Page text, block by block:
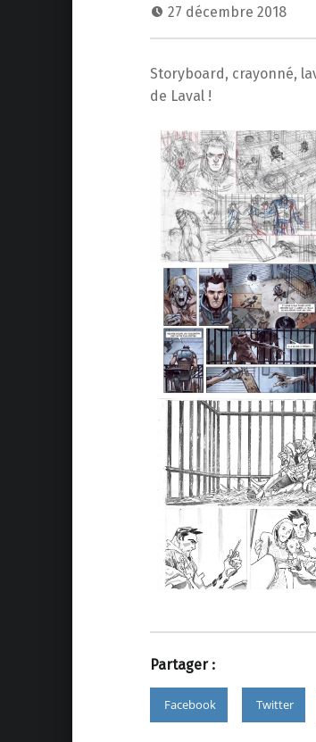
27 décembre 2018
Storyboard, crayonné,
de Laval !
Partager :
Facebook Twitter